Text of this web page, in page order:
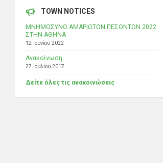
TOWN NOTICES
ΜΝΗΜΟΣΥΝΟ ΑΜΑΡΙΩΤΩΝ ΠΕΣΟΝΤΩΝ 2022
ΣΤΗΝ ΑΘΗΝΑ
12 Ιουνίου 2022
Ανακοίνωση
27 Ιουλίου 2017
Δείτε όλες τις ανακοινώσεις